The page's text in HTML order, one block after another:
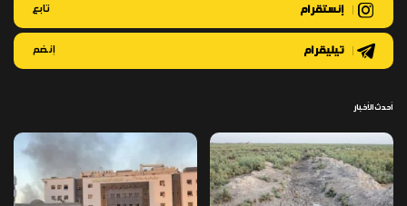
إنستقرام تابع
تيليقرام إنضم
أحدث الأخبار